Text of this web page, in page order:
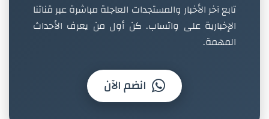
تابع آخر الأخبار والمستجدات العاجلة مباشرة عبر قناتنا
الإخبارية على واتساب. كن أول من يعرف الأحداث
المهمة.
انضم الآن